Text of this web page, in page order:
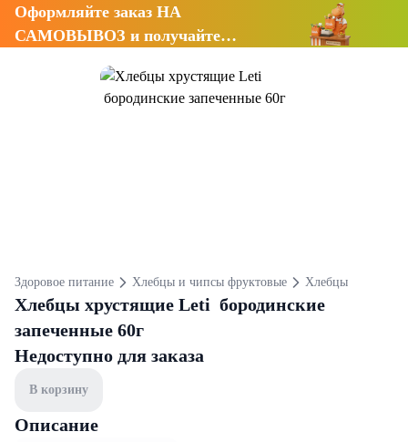
Оформляйте заказ НА
САМОВЫВОЗ и получайте
Здоровое питание Хлебцы и чипсы фруктовые Хлебцы
Хлебцы хрустящие Leti бородинские
запеченные 60г
Недоступно для заказа
В корзину
Описание